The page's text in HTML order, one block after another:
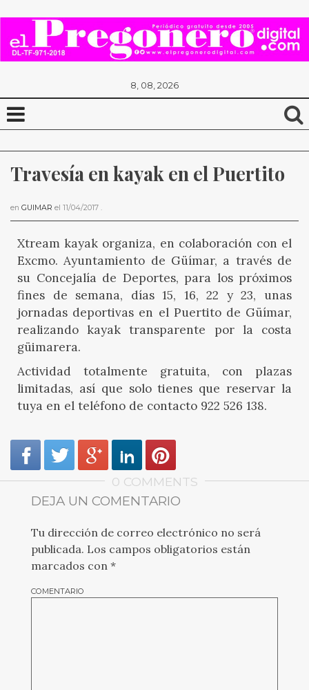
8, 08, 2026
Travesía en kayak en el Puertito
en GUIMAR el 11/04/2017 .
Xtream kayak organiza, en colaboración con el
Excmo. Ayuntamiento de Güímar, a través de
su Concejalía de Deportes, para los próximos
fines de semana, días 15, 16, 22 y 23, unas
jornadas deportivas en el Puertito de Güímar,
realizando kayak transparente por la costa
güimarera.
Actividad totalmente gratuita, con plazas
limitadas, así que solo tienes que reservar la
tuya en el teléfono de contacto 922 526 138.
0 COMMENTS
DEJA UN COMENTARIO
Tu dirección de correo electrónico no será
publicada. Los campos obligatorios están
marcados con *
COMENTARIO